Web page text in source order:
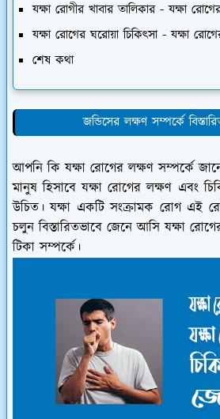
যক্ষা রোগীর খাবার তালিকার - যক্ষা
যক্ষা রোগের ঘরোয়া চিকিৎসা - যক্ষা
শেষ কথা
জন্ডিসের লক্ষণ সম্পর্কে
আপনি কি যক্ষা রোগের লক্ষণ সম্পর্কে
মানুষ হিসাবে যক্ষা রোগের লক্ষণ এবং
উচিত। যক্ষা একটি সংক্রামক রোগ এই
চলুন বিস্তারিতভাবে জেনে আসি যক্ষা
টিকা সম্পর্কে।